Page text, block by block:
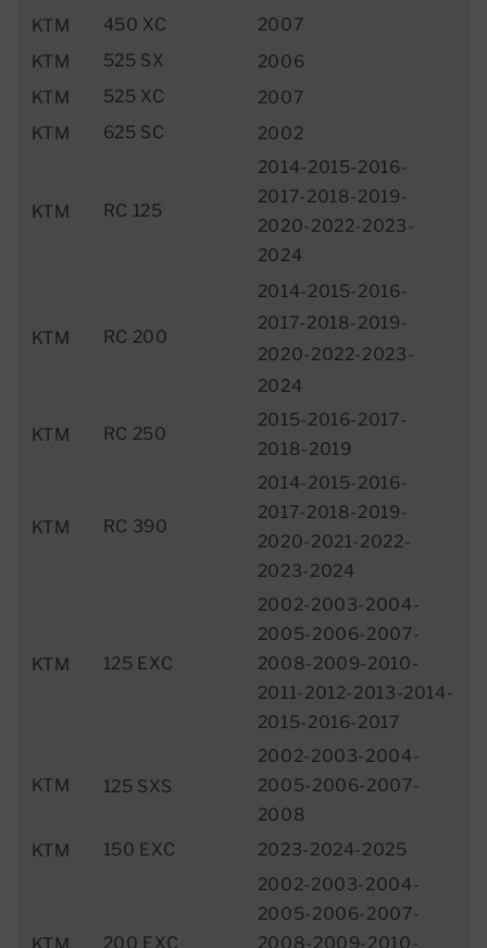
KTM
450 XC
2007
KTM
525 SX
2006
KTM
525 XC
2007
KTM
625 SC 2002
KTM RC 125
2014-2015-2016-
2017-2018-2019-
2020-2022-2023-
2024
KTM RC 200
2014-2015-2016-
2017-2018-2019-
2020-2022-2023-
2024
KTM RC 250
2015-2016-2017-
2018-2019
KTM RC 390
2014-2015-2016-
2017-2018-2019-
2020-2021-2022-
2023-2024
KTM 125 EXC
2002-2003-2004-
2005-2006-2007-
2008-2009-2010-
2011-2012-2013-2014-
2015-2016-2017
KTM 125 SXS
2002-2003-2004-
2005-2006-2007-
2008
KTM
150 EXC 2023-2024-2025
200 EXC
2002-2003-2004-
2005-2006-2007-
2008-2009-2010-